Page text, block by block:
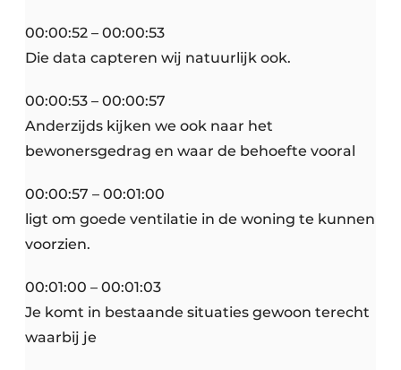
00:00:52 – 00:00:53
Die data capteren wij natuurlijk ook.
00:00:53 – 00:00:57
Anderzijds kijken we ook naar het
bewonersgedrag en waar de behoefte vooral
00:00:57 – 00:01:00
ligt om goede ventilatie in de woning te kunnen
voorzien.
00:01:00 – 00:01:03
Je komt in bestaande situaties gewoon terecht
waarbij je